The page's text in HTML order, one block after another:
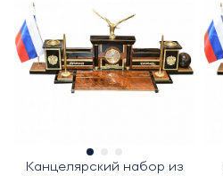
Канцелярский набор из